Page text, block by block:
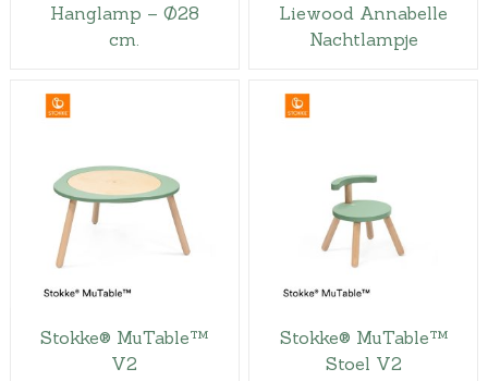
Hanglamp – Ø28
cm.
Liewood Annabelle
Nachtlampje
Stokke® MuTable™
V2
Stokke® MuTable™
Stoel V2